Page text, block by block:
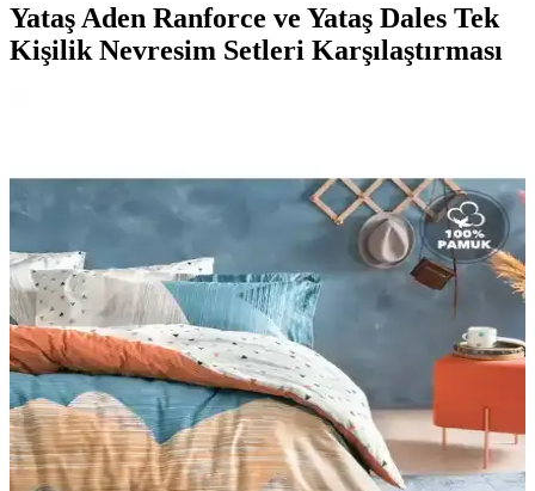
Yataş Aden Ranforce ve Yataş Dales Tek
Kişilik Nevresim Setleri Karşılaştırması